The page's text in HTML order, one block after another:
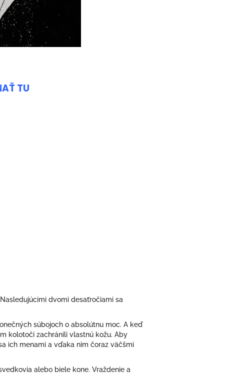
TU
dvomi desaťročiami sa
súbojoch o absolútnu moc. A keď
kolotoči zachránili vlastnú kožu. Aby
ich menami a vďaka nim čoraz väčšmi
alebo biele kone. Vraždenie a